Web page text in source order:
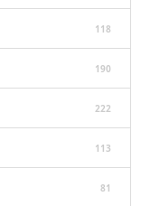
118
190
222
113
81